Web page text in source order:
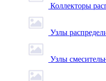
Коллекторы
Узлы
Узлы